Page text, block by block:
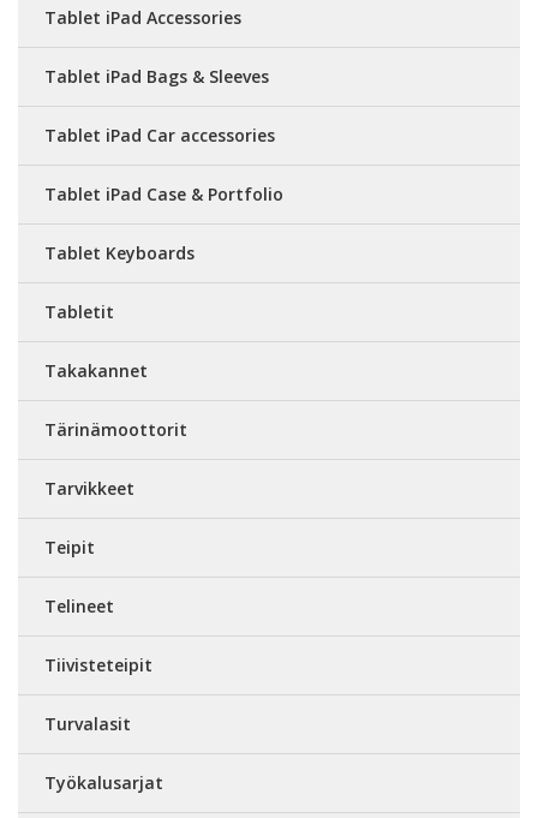
Tablet iPad Accessories
Tablet iPad Bags & Sleeves
Tablet iPad Car accessories
Tablet iPad Case & Portfolio
Tablet Keyboards
Tabletit
Takakannet
Tärinämoottorit
Tarvikkeet
Teipit
Telineet
Tiivisteteipit
Turvalasit
Työkalusarjat